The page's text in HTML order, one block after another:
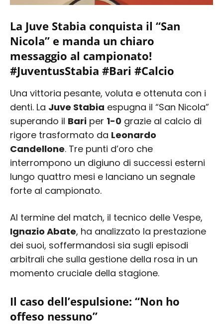
La Juve Stabia conquista il “San
Nicola” e manda un chiaro
messaggio al campionato!
#JuventusStabia #Bari #Calcio
Una vittoria pesante, voluta e ottenuta con i
denti. La Juve Stabia espugna il “San Nicola”
superando il Bari per 1-0 grazie al calcio di
rigore trasformato da Leonardo
Candellone. Tre punti d’oro che
interrompono un digiuno di successi esterni
lungo quattro mesi e lanciano un segnale
forte al campionato.
Al termine del match, il tecnico delle Vespe,
Ignazio Abate, ha analizzato la prestazione
dei suoi, soffermandosi sia sugli episodi
arbitrali che sulla gestione della rosa in un
momento cruciale della stagione.
Il caso dell’espulsione: “Non ho
offeso nessuno”